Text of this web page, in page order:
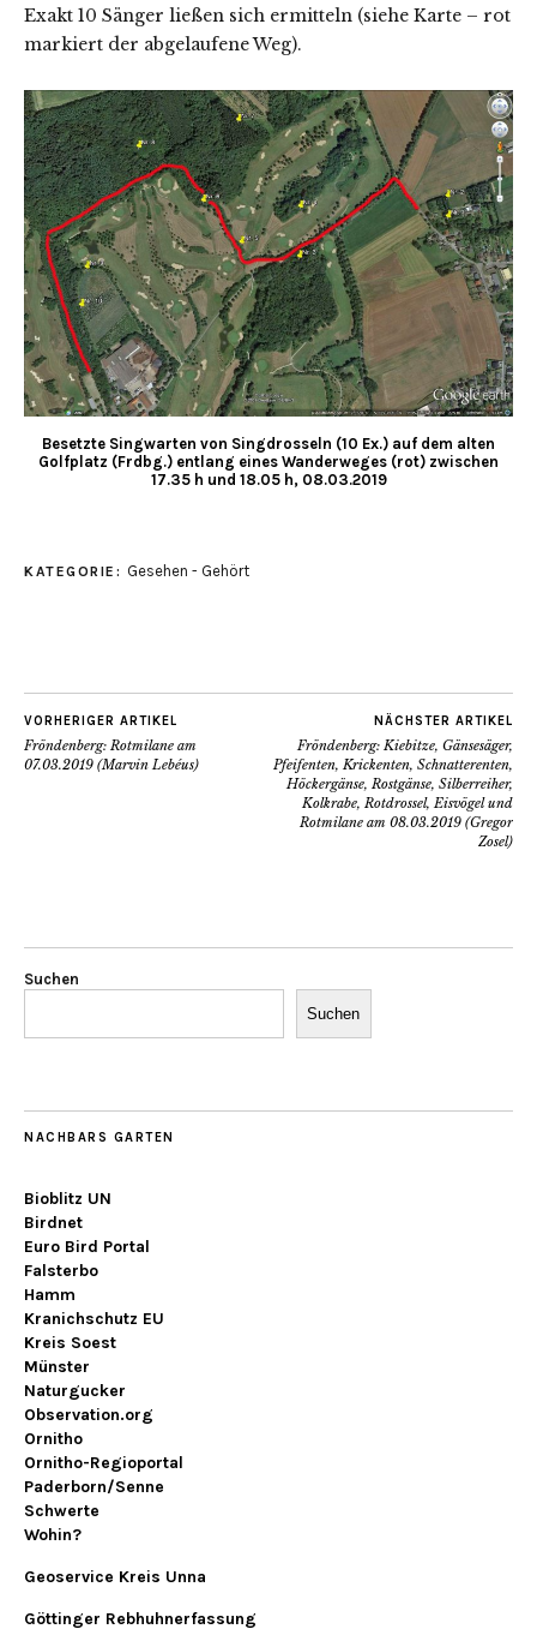
Exakt 10 Sänger ließen sich ermitteln (siehe Karte – rot
markiert der abgelaufene Weg).
Besetzte Singwarten von Singdrosseln (10 Ex.) auf dem alten
Golfplatz (Frdbg.) entlang eines Wanderweges (rot) zwischen
17.35 h und 18.05 h, 08.03.2019
KATEGORIE: Gesehen - Gehört
VORHERIGER ARTIKEL
Fröndenberg: Rotmilane am
07.03.2019 (Marvin Lebéus)
NÄCHSTER ARTIKEL
Fröndenberg: Kiebitze, Gänsesäger,
Pfeifenten, Krickenten, Schnatterenten,
Höckergänse, Rostgänse, Silberreiher,
Kolkrabe, Rotdrossel, Eisvögel und
Rotmilane am 08.03.2019 (Gregor
Zosel)
Suchen
Suchen
NACHBARS GARTEN
Bioblitz UN
Birdnet
Euro Bird Portal
Falsterbo
Hamm
Kranichschutz EU
Kreis Soest
Münster
Naturgucker
Observation.org
Ornitho
Ornitho-Regioportal
Paderborn/Senne
Schwerte
Wohin?
Geoservice Kreis Unna
Göttinger Rebhuhnerfassung